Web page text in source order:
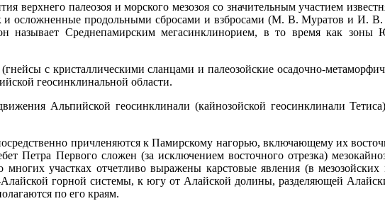
верхнего палеозоя и морского мезозоя со значительным участием
и осложненные продольными сбросами и взбросами (М. В. Муратов и
называет Среднепамирским мегасинклинорием, в то время как
с кристаллическими сланцами и палеозойские осадочно-
геосинклинальной области.
Альпийской геосинклинали (кайнозойской геосинклинали
причленяются к Памирскому нагорью, включающему их
Петра Первого сложен (за исключением восточного отрезка)
участках отчетливо выражены карстовые явления (в
Алайской горной системы, к югу от Алайской долины, разделяющей
по его краям.